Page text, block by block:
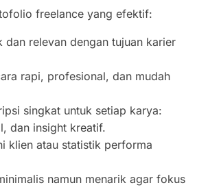
freelance yang efektif:
dan relevan dengan tujuan karier
rapi, profesional, dan mudah
singkat untuk setiap karya:
dan insight kreatif.
klien atau statistik performa
namun menarik agar fokus